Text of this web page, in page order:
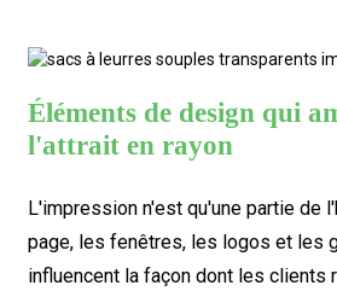
Éléments de design qui
l'attrait en rayon
L'impression n'est qu'une partie de
page, les fenêtres, les logos et les
influencent la façon dont les clients